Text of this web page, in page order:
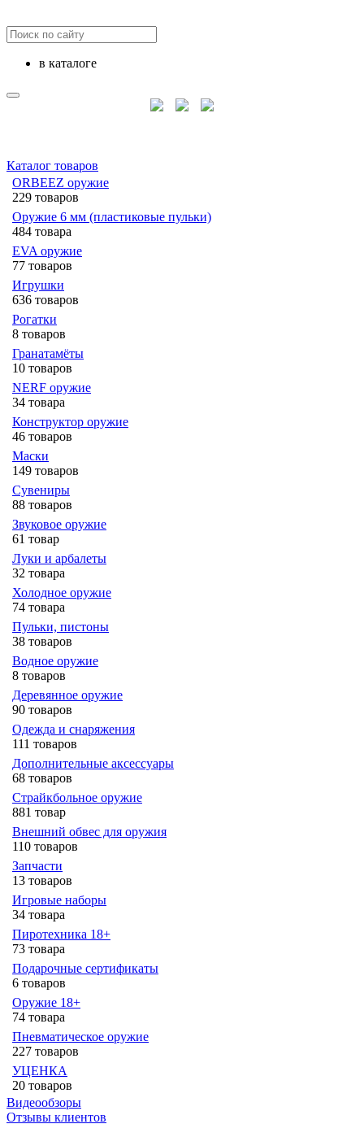
в каталоге
Каталог товаров
ORBEEZ оружие
229 товаров
Оружие 6 мм (пластиковые пульки)
484 товара
EVA оружие
77 товаров
Игрушки
636 товаров
Рогатки
8 товаров
Гранатамёты
10 товаров
NERF оружие
34 товара
Конструктор оружие
46 товаров
Маски
149 товаров
Сувениры
88 товаров
Звуковое оружие
61 товар
Луки и арбалеты
32 товара
Холодное оружие
74 товара
Пульки, пистоны
38 товаров
Водное оружие
8 товаров
Деревянное оружие
90 товаров
Одежда и снаряжения
111 товаров
Дополнительные аксессуары
68 товаров
Страйкбольное оружие
881 товар
Внешний обвес для оружия
110 товаров
Запчасти
13 товаров
Игровые наборы
34 товара
Пиротехника 18+
73 товара
Подарочные сертификаты
6 товаров
Оружие 18+
74 товара
Пневматическое оружие
227 товаров
УЦЕНКА
20 товаров
Видеообзоры
Отзывы клиентов